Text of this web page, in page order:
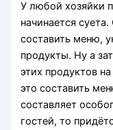
У любой хозяйки
начинается
составить меню,
продукты. Ну а
этих продуктов
это составить
составляет
гостей, то